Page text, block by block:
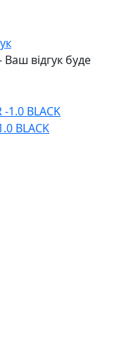
відгук буде
BLACK